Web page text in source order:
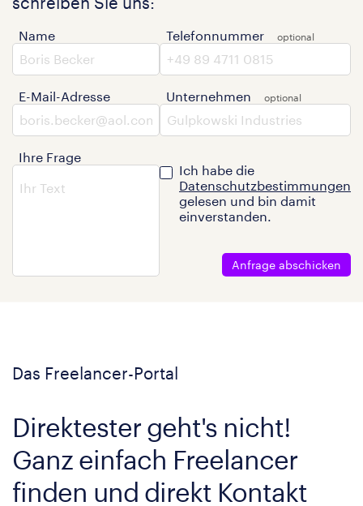
Name
E-Mail-Adresse
Ihre Frage
Telefonnummer
Unternehmen
Ich habe die
Datenschutzbestimmungen
gelesen und bin damit
einverstanden.
Anfrage abschicken
Das Freelancer-Portal
Direktester geht's nicht!
Ganz einfach Freelancer
finden und direkt Kontakt